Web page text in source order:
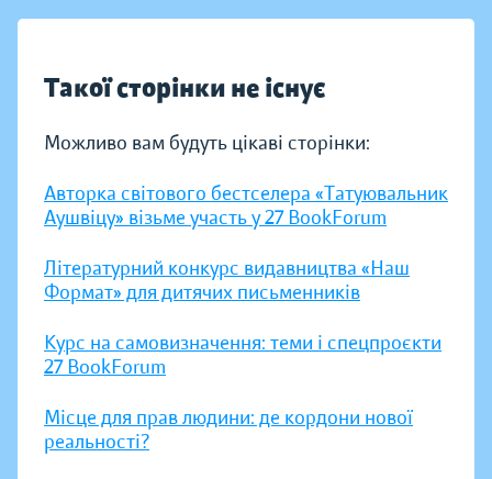
Такої сторінки не існує
Можливо вам будуть цікаві сторінки:
Авторка світового бестселера «Татуювальник
Аушвіцу» візьме участь у 27 BookForum
Літературний конкурс видавництва «Наш
Формат» для дитячих письменників
Курс на самовизначення: теми і спецпроєкти
27 BookForum
Місце для прав людини: де кордони нової
реальності?